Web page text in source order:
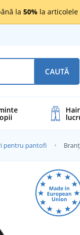
la 50% la articolele
CAUTĂ
pentru pantofi